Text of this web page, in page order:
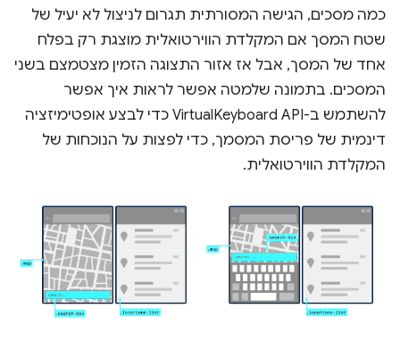
כמה מסכים, הגישה המסורתית תגרום לניצול לא יעיל של
שטח המסך אם המקלדת הווירטואלית מוצגת רק בפלח
אחד של המסך, אבל אז אזור התצוגה הזמין מצטמצם בשני
המסכים. בתמונה שלמטה אפשר לראות איך אפשר
להשתמש ב-VirtualKeyboard API כדי לבצע אופטימיזציה
דינמית של פריסת המסמך, כדי לפצות על הנוכחות של
המקלדת הווירטואלית.